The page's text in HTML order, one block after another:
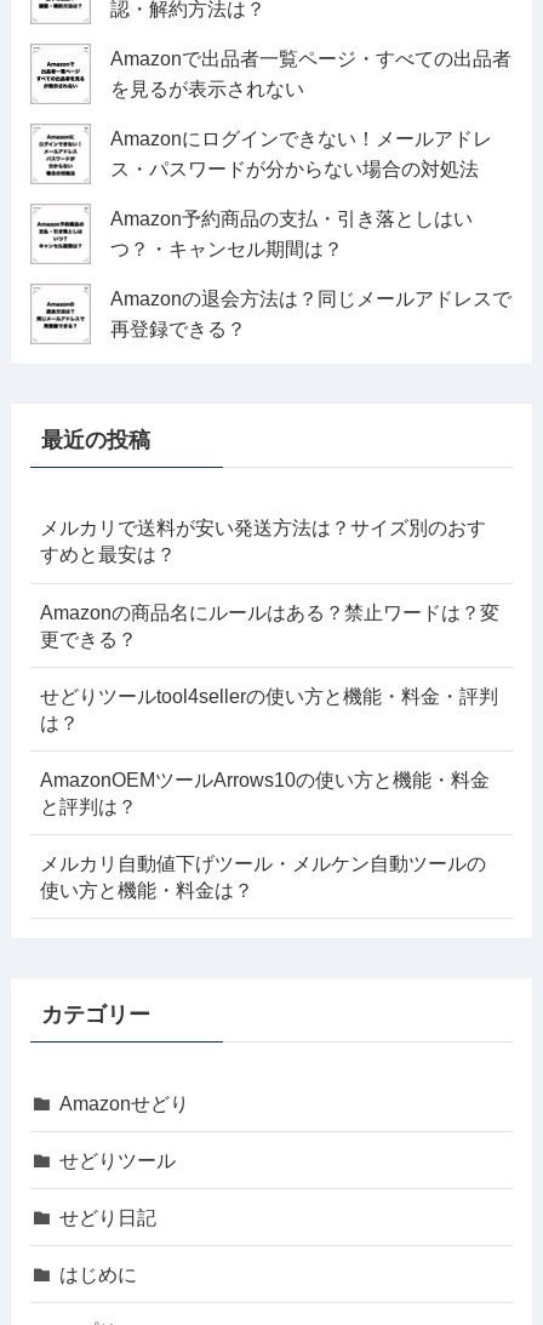
認・解約方法は？
Amazonで出品者一覧ページ・すべての出品者
を見るが表示されない
Amazonにログインできない！メールアドレ
ス・パスワードが分からない場合の対処法
Amazon予約商品の支払・引き落としはい
つ？・キャンセル期間は？
Amazonの退会方法は？同じメールアドレスで
再登録できる？
最近の投稿
メルカリで送料が安い発送方法は？サイズ別のおす
すめと最安は？
Amazonの商品名にルールはある？禁止ワードは？変
更できる？
せどりツールtool4sellerの使い方と機能・料金・評判
は？
AmazonOEMツールArrows10の使い方と機能・料金
と評判は？
メルカリ自動値下げツール・メルケン自動ツールの
使い方と機能・料金は？
カテゴリー
Amazonせどり
せどりツール
せどり日記
はじめに